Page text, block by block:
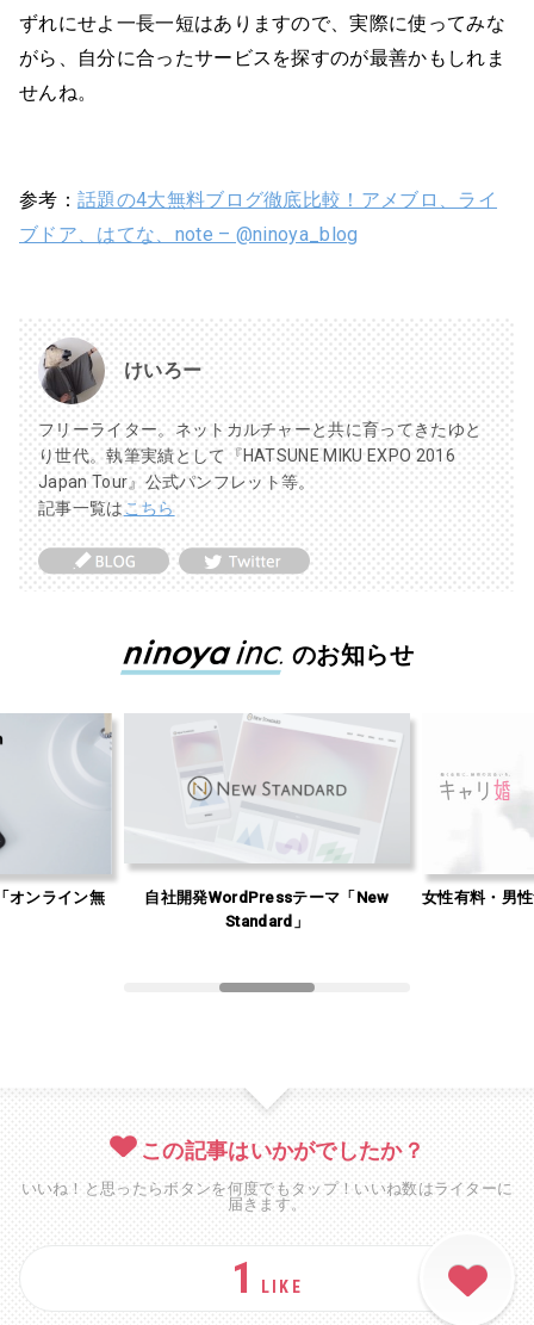
ずれにせよ一長一短はありますので、実際に使ってみな
がら、自分に合ったサービスを探すのが最善かもしれま
せんね。
参考： 話題の4大無料ブログ徹底比較！アメブロ、ライ
ブドア、はてな、note – @ninoya_blog
けいろー
フリーライター。ネットカルチャーと共に育ってきたゆと
り世代。執筆実績として『HATSUNE MIKU EXPO 2016
Japan Tour』公式パンフレット等。
記事一覧はこちら
のお知らせ
オンライン無
自社開発WordPressテーマ「New
Standard」
女性有料・男
この記事はいかがでしたか？
いいね！と思ったらボタンを何度でもタップ！いいね数はライターに
届きます。
1 LIKE